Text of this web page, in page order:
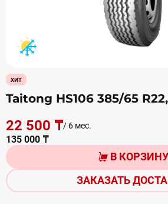
хит
Taitong HS106 385/65
22 500 ₸/ 6 мес.
135 000 ₸
В КОРЗИНУ
ЗАКАЗАТЬ